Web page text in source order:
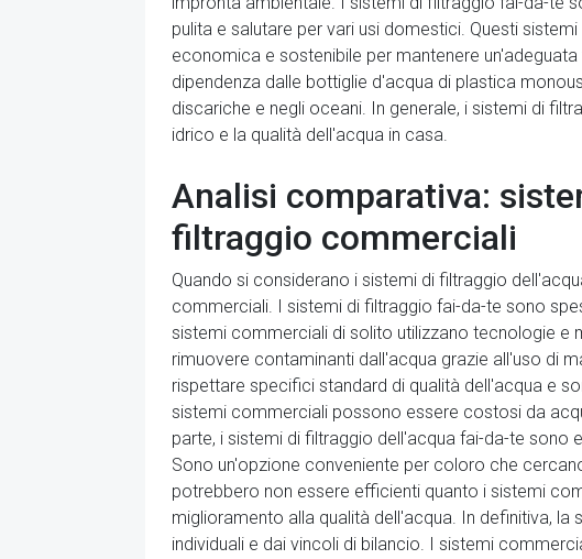
pulita e salutare per vari usi domestici. Questi
economica e sostenibile per mantenere
dipendenza dalle bottiglie d'acqua di plastica
discariche e negli oceani. In generale, i sistemi di
idrico e la qualità dell'acqua in casa.
Analisi comparativa:
filtraggio commerciali
Quando si considerano i sistemi di filtraggio
commerciali. I sistemi di filtraggio fai-da-te sono
sistemi commerciali di solito utilizzano tecnologie e
rimuovere contaminanti dall'acqua grazie all'uso di
rispettare specifici standard di qualità dell'acqua e
sistemi commerciali possono essere costosi da
parte, i sistemi di filtraggio dell'acqua fai-da-te
Sono un'opzione conveniente per coloro che
potrebbero non essere efficienti quanto i sistemi
miglioramento alla qualità dell'acqua. In definitiva,
individuali e dai vincoli di bilancio. I sistemi